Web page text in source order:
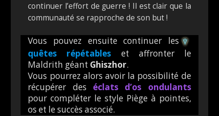
continuer l’effort de guerre ! Il est clair que la
communauté se rapproche de son but !
Vous pouvez ensuite continuer les
quêtes répétables et affronter le
Maldrith géant Ghiszhor.
Vous pourrez alors avoir la possibilité de
récupérer des éclats d’os ondulants
pour compléter le style Piège à pointes,
os et le succès associé.